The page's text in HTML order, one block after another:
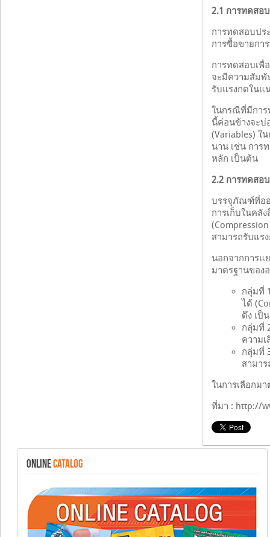
2.1 การทดสอ
การทดสอบปร
การซื้อขายกา
การทดสอบเพื่
จะมีความสัมพั
รับแรงกดในแ
ในกรณีที่มีการ
นี้ค่อนข้างจะบ่
(Variables) ใ
นาน เช่น การ
หลัก เป็นต้น
2.2 การทดสอ
บรรจุภัณฑ์ที่ออ
การเก็บในคลั
สามารถรับแร
นอกจากการแ
มาตรฐานของ
กลุ่มที่
ได้
ดึง เป็
กลุ่มที่
ความ
กลุ่มที่
สามา
ในการเลือกม
ที่มา : http://
ONLINECATALOG